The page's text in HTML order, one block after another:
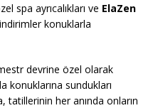
spa ayrıcalıkları ve ElaZen
konuklarla
devrine özel olarak
konuklarına sundukları
tatillerinin her anında onların